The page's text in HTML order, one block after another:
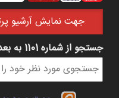
جهت نمايش آرشيو پرتو تا شماره
فرم جستجو
جستجو از شماره 1101 به بعد